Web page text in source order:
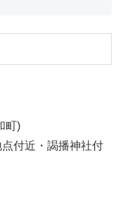
町)
付近・謁播神社付